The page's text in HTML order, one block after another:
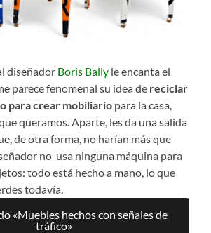
diseñador Boris Bally le encanta el
parece fenomenal su idea de reciclar
para crear mobiliario para la casa,
queramos. Aparte, les da una salida
de otra forma, no harían más que
no usa ninguna máquina para
todo está hecho a mano, lo que
todavía.
«Muebles hechos con señales de
tráfico»